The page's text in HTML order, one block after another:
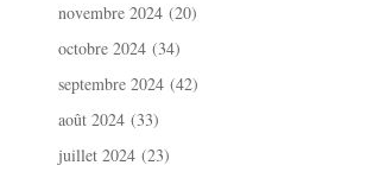
novembre 2024 (20)
octobre 2024 (34)
septembre 2024 (42)
août 2024 (33)
juillet 2024 (23)